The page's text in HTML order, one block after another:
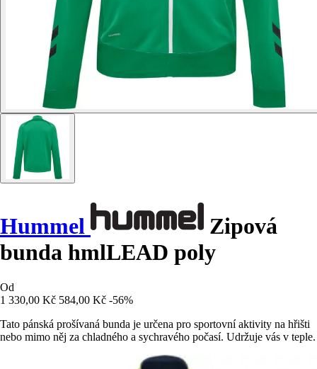
Hummel
Zipová
bunda hmlLEAD poly
Od
1 330,00 Kč 584,00 Kč -56%
Tato pánská prošívaná bunda je určena pro sportovní aktivity na hřišti
nebo mimo něj za chladného a sychravého počasí. Udržuje vás v teple.